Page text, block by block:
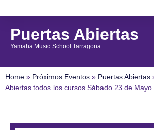
Puertas Abiertas
Yamaha Music School Tarragona
Home » Próximos Eventos » Puertas Abiertas
Abiertas todos los cursos Sábado 23 de Mayo